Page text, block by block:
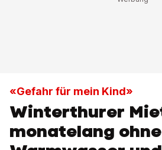
«Gefahr für mein Kind»
Winterthurer
monatelang ohne